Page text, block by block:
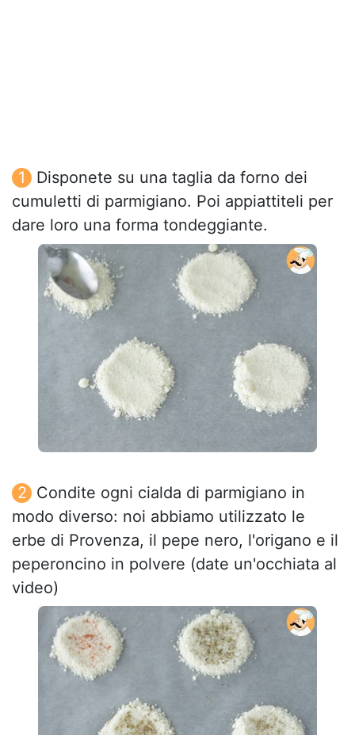
Disponete su una taglia da forno dei
cumuletti di parmigiano. Poi appiattiteli per
dare loro una forma tondeggiante.
Condite ogni cialda di parmigiano in
modo diverso: noi abbiamo utilizzato le
erbe di Provenza, il pepe nero, l'origano e il
peperoncino in polvere (date un'occhiata al
video)